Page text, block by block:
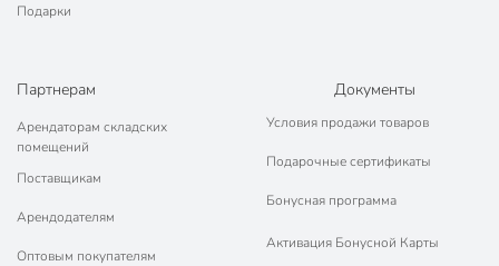
Подарки
Партнерам
Арендаторам складских
помещений
Поставщикам
Арендодателям
Оптовым покупателям
Документы
Условия продажи товаров
Подарочные сертификаты
Бонусная программа
Активация Бонусной Карты